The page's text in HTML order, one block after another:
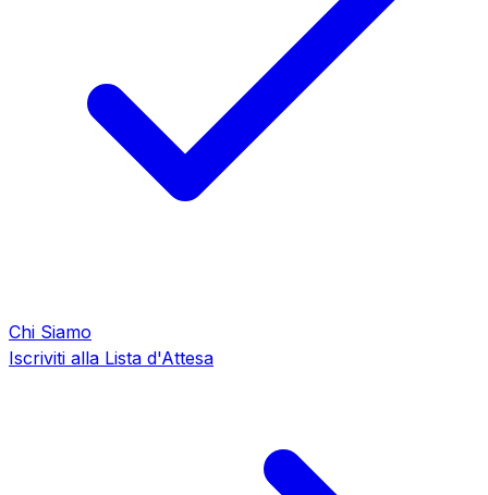
Chi Siamo
Iscriviti alla Lista d'Attesa